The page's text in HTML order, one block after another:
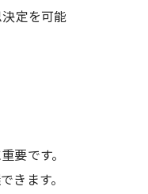
定を可能
要です。
きます。